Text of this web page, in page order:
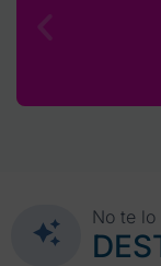
No te